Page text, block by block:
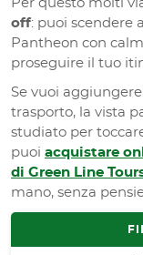
Per questo molti
off: puoi scendere
Pantheon con
proseguire il tuo
Se vuoi
trasporto, la vista
studiato per
puoi acquistare
di Green Line
mano, senza